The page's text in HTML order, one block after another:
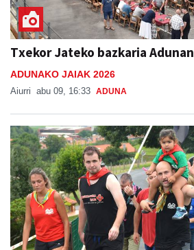
Txekor Jateko bazkaria Adunan
ADUNAKO JAIAK 2026
Aiurri abu 09, 16:33 ADUNA